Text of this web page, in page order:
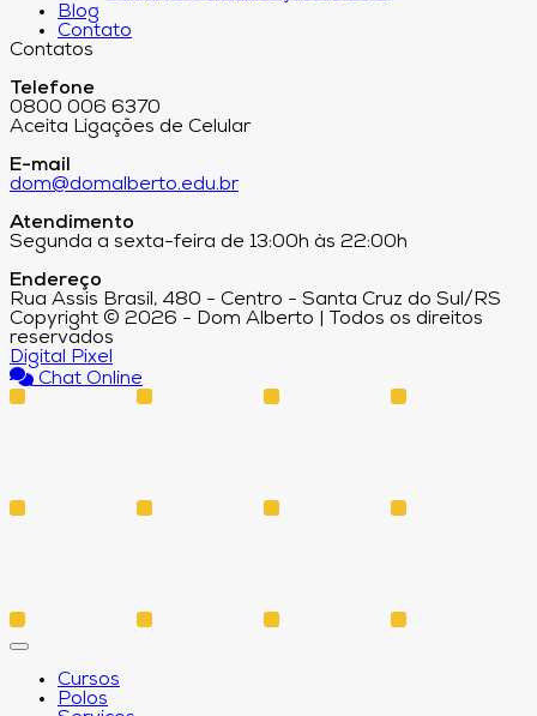
Blog
Contato
Contatos
Telefone
0800 006 6370
Aceita Ligações de Celular
E-mail
dom@domalberto.edu.br
Atendimento
Segunda a sexta-feira de 13:00h às 22:00h
Endereço
Rua Assis Brasil, 480 - Centro - Santa Cruz do Sul/RS
Copyright © 2026 - Dom Alberto | Todos os direitos
reservados
Digital Pixel
Chat Online
Cursos
Polos